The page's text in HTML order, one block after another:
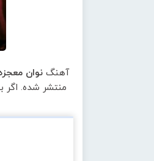
آهنگنوان
منتشر شده. اگر